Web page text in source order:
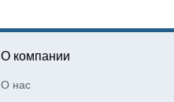
О компании
О нас